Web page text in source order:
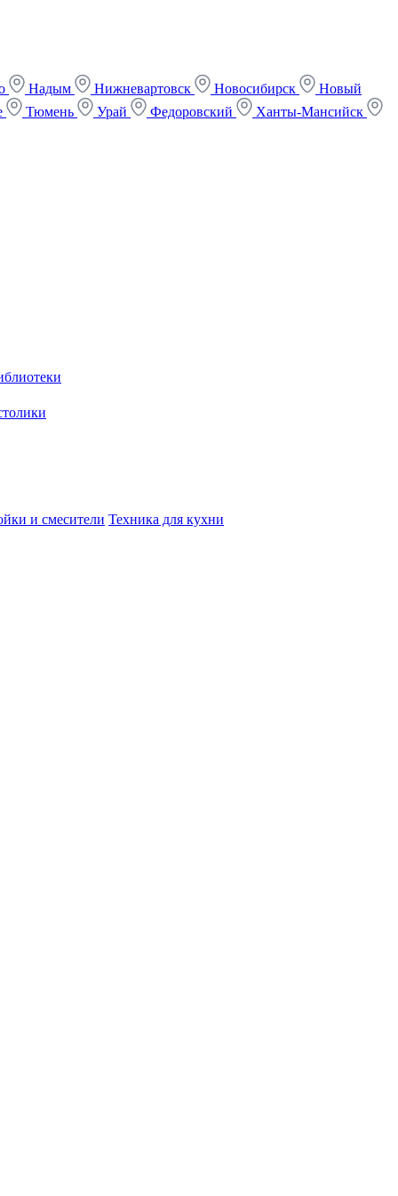
Надым Нижневартовск Новосибирск
Новый
Тюмень Урай Федоровский Ханты-Мансийск
и смесители Техника для кухни